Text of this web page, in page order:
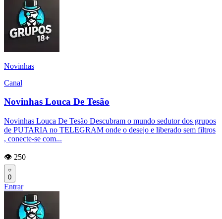
Novinhas
Canal
Novinhas Louca De Tesão
Novinhas Louca De Tesão Descubram o mundo sedutor dos grupos
de PUTARIA no TELEGRAM onde o desejo e liberado sem filtros
, conecte-se com...
👁️ 250
0
Entrar